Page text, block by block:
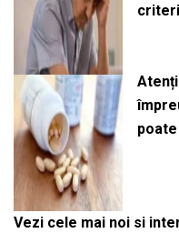
Vezi cele mai noi si